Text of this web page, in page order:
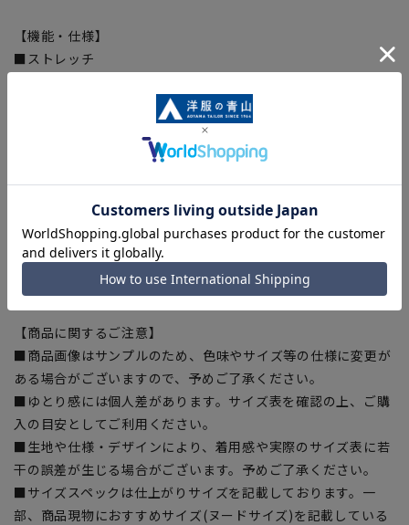
【機能・仕様】
■ストレッチ
洗濯機からシャワークリーンなど、家庭での洗濯が可能です。
ポリエステルの素材特性でシワになりにくい。
【シルエット】《細め(スリム)》 (当社比)
【商品に関するご注意】
■商品画像はサンプルのため、色味やサイズ等の仕様に変更が
ある場合がございますので、予めご了承ください。
■ゆとり感には個人差があります。サイズ表を確認の上、ご購
入の目安としてご利用ください。
■生地や仕様・デザインにより、着用感や実際のサイズ表に若
干の誤差が生じる場合がございます。予めご了承ください。
■サイズスペックは仕上がりサイズを記載しております。一
部、商品現物におすすめサイズ(ヌードサイズ)を記載している